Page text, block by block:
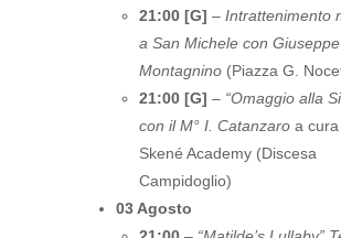
21:00 [G] – Intrattenimento
a San Michele con Giuseppe
Montagnino (Piazza G.
21:00 [G] – “Omaggio alla
con il M° I. Catanzaro a
Skené Academy (Discesa
Campidoglio)
03 Agosto